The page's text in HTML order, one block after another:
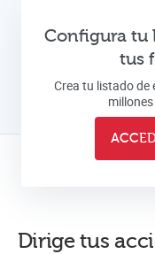
Configura tu
tus
Crea tu listado de
Dirige tus